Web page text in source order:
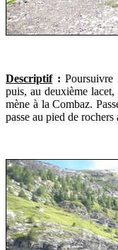
Descriptif:
puis, au deuxième
mène à la Combaz.
passe au pied de